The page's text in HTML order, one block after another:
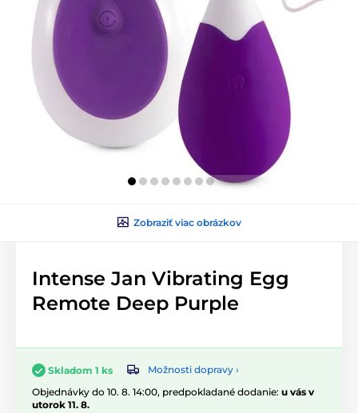
Zobraziť viac obrázkov
Intense Jan Vibrating Egg
Remote Deep Purple
Skladom 1 ks
Možnosti dopravy ›
Objednávky do 10. 8. 14:00, predpokladané dodanie: u vás v
utorok 11. 8.